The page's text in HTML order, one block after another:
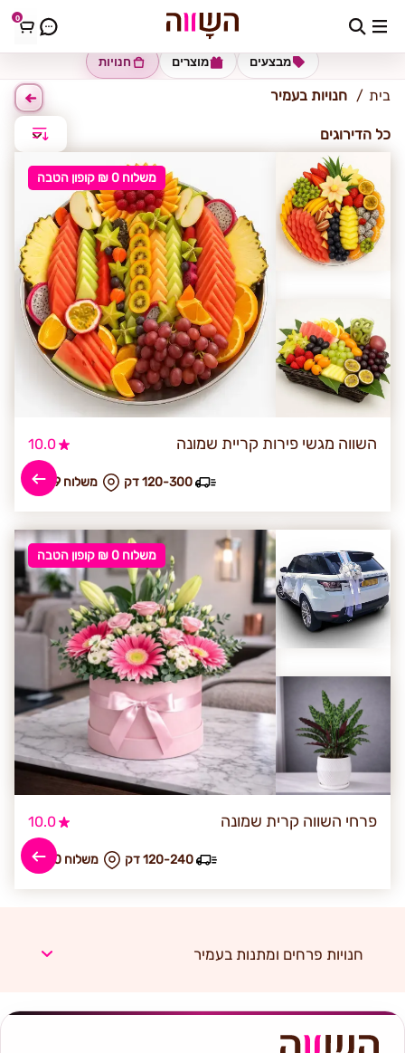
0 עמיר
חנויות מוצרים מבצעים
בית חנויות בעמיר
כל הדירוגים
משלוח 0 ₪ קופון הטבה
השווה מגשי פירות קריית שמונה 10.0
₪ משלוח 59 120-300 דק
משלוח 0 ₪ קופון הטבה
פרחי השווה קרית שמונה 10.0
₪ משלוח 60 120-240 דק
חנויות פרחים ומתנות בעמיר